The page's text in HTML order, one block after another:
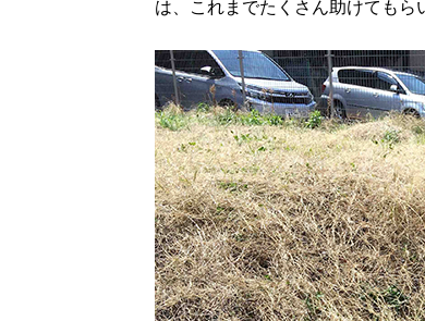
は、これまでたくさん助けてもら